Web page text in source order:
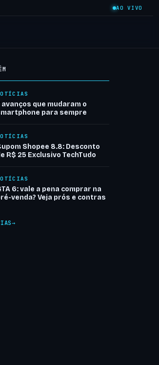
AO VIVO
avanços que mudaram o
para sempre
Shopee 8.8: Desconto
R$ 25 Exclusivo TechTudo
6: vale a pena comprar na
venda? Veja prós e contras